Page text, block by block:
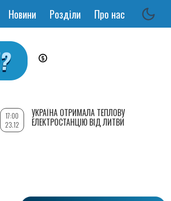
Основная
Новини Розділи Про нас
17:00
23.12
УКРАЇНА ОТРИМАЛА ТЕПЛОВУ
ЕЛЕКТРОСТАНЦІЮ ВІД ЛИТВИ